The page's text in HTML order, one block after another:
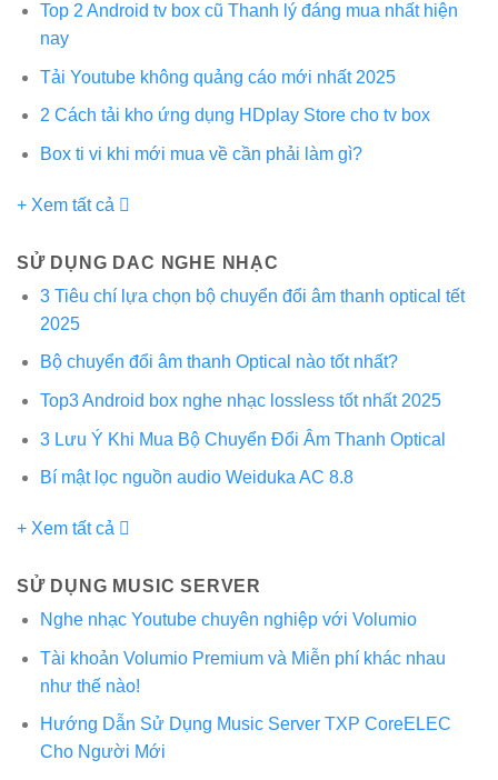
Top 2 Android tv box cũ Thanh lý đáng mua nhất hiện
nay
Tải Youtube không quảng cáo mới nhất 2025
2 Cách tải kho ứng dụng HDplay Store cho tv box
Box ti vi khi mới mua về cần phải làm gì?
+ Xem tất cả
SỬ DỤNG DAC NGHE NHẠC
3 Tiêu chí lựa chọn bộ chuyển đổi âm thanh optical tết
2025
Bộ chuyển đổi âm thanh Optical nào tốt nhất?
Top3 Android box nghe nhạc lossless tốt nhất 2025
3 Lưu Ý Khi Mua Bộ Chuyển Đổi Âm Thanh Optical
Bí mật lọc nguồn audio Weiduka AC 8.8
+ Xem tất cả
SỬ DỤNG MUSIC SERVER
Nghe nhạc Youtube chuyên nghiệp với Volumio
Tài khoản Volumio Premium và Miễn phí khác nhau
như thế nào!
Hướng Dẫn Sử Dụng Music Server TXP CoreELEC
Cho Người Mới